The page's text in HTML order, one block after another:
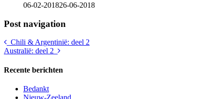
06-02-201826-06-2018
Post navigation
Chili & Argentinië: deel 2
Australië: deel 2
Recente berichten
Bedankt
Nieuw-Zeeland